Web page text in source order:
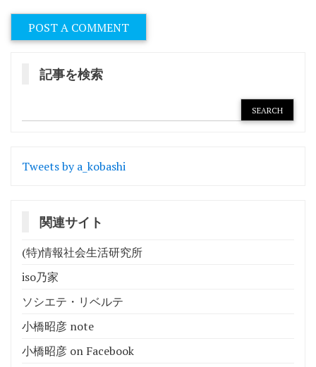
記事を検索
Tweets by a_kobashi
関連サイト
(特)情報社会生活研究所
iso乃家
ソシエテ・リベルテ
小橋昭彦 note
小橋昭彦 on Facebook